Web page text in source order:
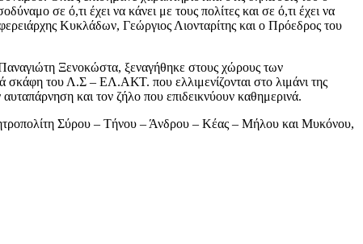
σε ό,τι έχει να κάνει με τους πολίτες και σε ό,τι έχει να
Κυκλάδων, Γεώργιος Λιονταρίτης και ο Πρόεδρος του
Ξενοκώστα, ξεναγήθηκε στους χώρους των
σκάφη του Λ.Σ – ΕΛ.ΑΚΤ. που ελλιμενίζονται στο λιμάνι της
και τον ζήλο που επιδεικνύουν καθημερινά.
Σύρου – Τήνου – Άνδρου – Κέας – Μήλου και Μυκόνου,